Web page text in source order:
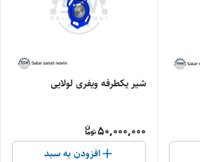
شیر یکطرفه ویفری لولایی
50,000,000
افزودن به سبد